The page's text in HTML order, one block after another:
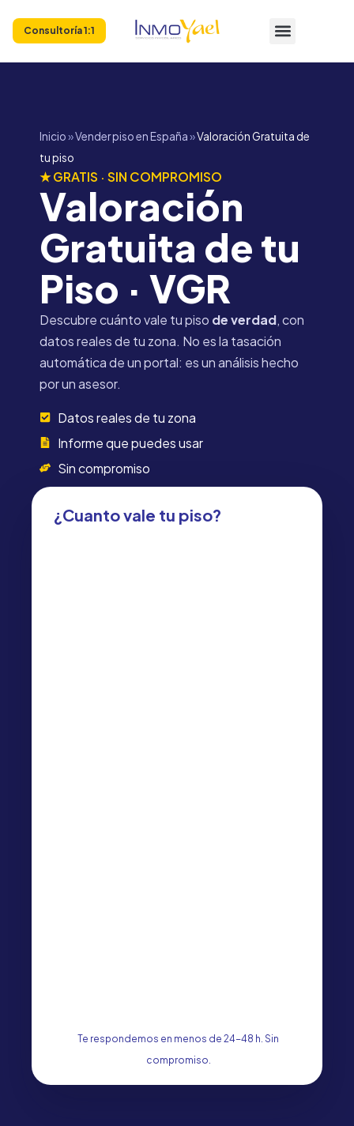
Consultoría 1:1
Inicio»Vender piso en España»Valoración Gratuita de
tu piso
★ GRATIS · SIN COMPROMISO
Valoración
Gratuita de tu
Piso · VGR
Descubre cuánto vale tu piso de verdad, con
datos reales de tu zona. No es la tasación
automática de un portal: es un análisis hecho
por un asesor.
Datos reales de tu zona
Informe que puedes usar
Sin compromiso
¿Cuanto vale tu piso?
Te respondemos en menos de 24-48 h. Sin
compromiso.